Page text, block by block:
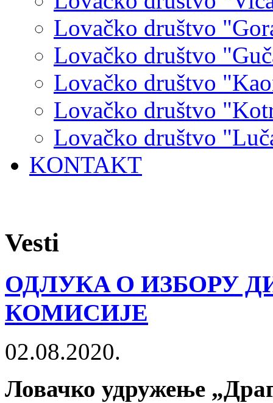
Lovačko društvo
Lovačko društvo
Lovačko društvo
Lovačko društvo
Lovačko društvo
KONTAKT
Vesti
ОДЛУКA О ИЗБОРУ
КОМИСИЈЕ
02.08.2020.
Ловачко удружење